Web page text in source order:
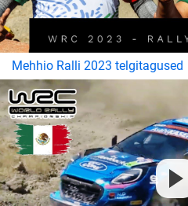
Mehhio Ralli 2023 telgitagused